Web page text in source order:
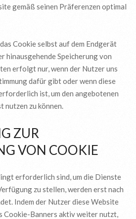
gemäß seinen Präferenzen optimal
Cookie selbst auf dem Endgerät
hinausgehende Speicherung von
erfolgt nur, wenn der Nutzer uns
dafür gibt oder wenn diese
ist, um den angebotenen
nutzen zu können.
ZUR
VON COOKIE
erforderlich sind, um die Dienste
zu stellen, werden erst nach
Indem der Nutzer diese Website
Cookie-Banners aktiv weiter nutzt,